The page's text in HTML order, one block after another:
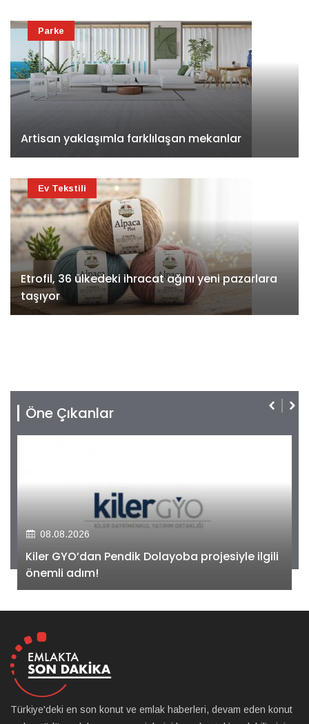
Artisan yaklaşımla farklılaşan mekanlar
Parke
Etrofil, 36 ülkedeki ihracat ağını yeni pazarlara
taşıyor
Ev Tekstili
Öne Çıkanlar
08.08.2026
Kiler GYO’dan Pendik Dolayoba projesiyle ilgili
önemli adım!
Türkiye'deki en son konut ve emlak haberleri, devam eden konut